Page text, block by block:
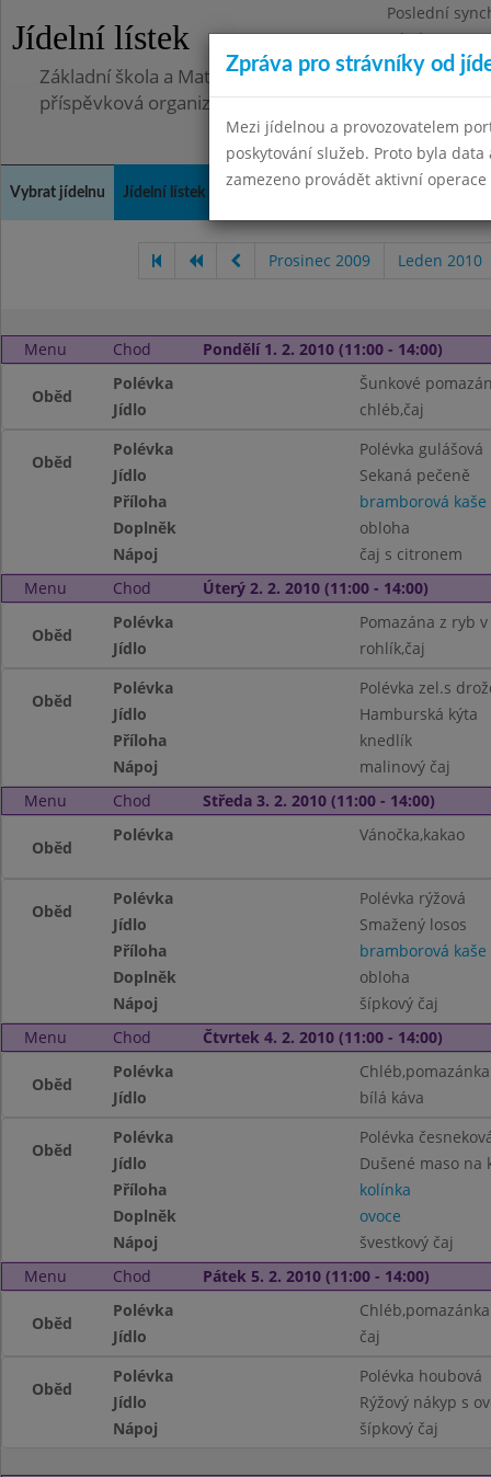
Jídelní lístek
Poslední
Pátek
Základní škola a Mateřská škola, Deblín, okres Brno-
příspěvková organizace
Vybrat jídelnu Jídelní lístek Kontakty a informace
Prosinec 2009 Leden 2010
Menu Chod Pondělí 1. 2. 2010 (11:00 - 14:00)
Oběd
Polévka
Šunkové
Jídlo
chléb,čaj
Oběd
Polévka
Polévka gulášová
Jídlo
Sekaná pečeně
Příloha
bramborová kaše
Doplněk
obloha
Nápoj
čaj s citronem
Menu
Chod Úterý 2. 2. 2010 (11:00 - 14:00)
Oběd
Polévka
Pomazána z ryb
Jídlo
rohlík,čaj
Oběd
Polévka
Polévka zel.s
Jídlo
Hamburská kýta
Příloha
knedlík
Nápoj
malinový čaj
Menu
Chod Středa 3. 2. 2010 (11:00 - 14:00)
Oběd
Polévka Vánočka,kakao
Oběd
Polévka
Polévka rýžová
Jídlo
Smažený losos
Příloha
bramborová kaše
Doplněk
obloha
Nápoj
šípkový čaj
Menu
Chod Čtvrtek 4. 2. 2010 (11:00 - 14:00)
Oběd
Polévka
Jídlo
bílá káva
Oběd
Polévka
Polévka
Jídlo
Dušené maso na
Příloha
kolínka
Doplněk
ovoce
Nápoj
švestkový čaj
Menu
Chod Pátek 5. 2. 2010 (11:00 - 14:00)
Oběd
Polévka
Jídlo
čaj
Oběd
Polévka
Polévka houbová
Jídlo
Rýžový nákyp s
Nápoj
šípkový čaj
Zpráva pro strávníky od
Mezi jídelnou a provozovatelem
poskytování služeb. Proto byla
zamezeno provádět aktivní